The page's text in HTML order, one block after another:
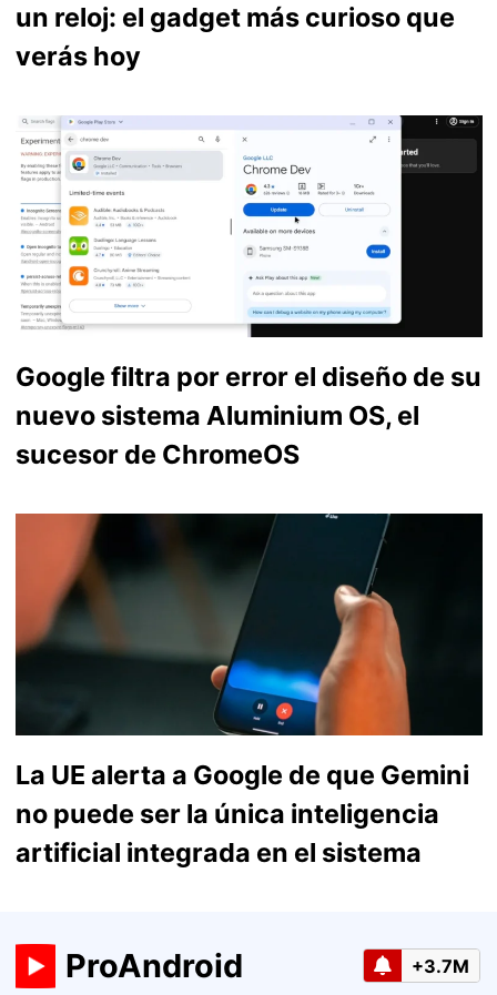
un reloj: el gadget más curioso que
verás hoy
Google filtra por error el diseño de su
nuevo sistema Aluminium OS, el
sucesor de ChromeOS
La UE alerta a Google de que Gemini
no puede ser la única inteligencia
artificial integrada en el sistema
ProAndroid +3.7M